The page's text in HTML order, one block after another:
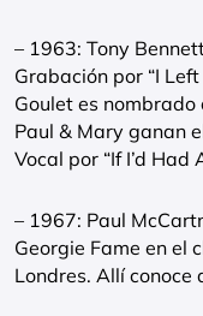
– 1963: Tony
Grabación por “I
Goulet es
Paul & Mary ganan
Vocal por “If I’d Had
– 1967: Paul
Georgie Fame en el
Londres. Allí conoce